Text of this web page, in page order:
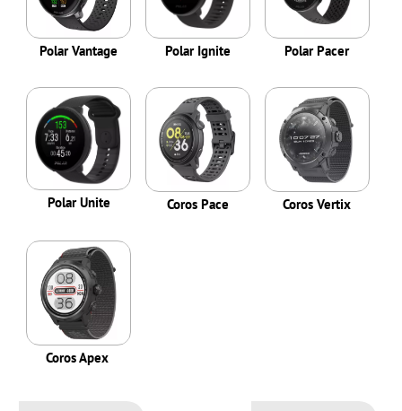
Polar Vantage Polar Ignite Polar Pacer
Polar Unite Coros Pace Coros Vertix
Coros Apex